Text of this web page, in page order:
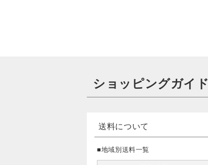
ショッピングガイド
送料について
■地域別送料一覧